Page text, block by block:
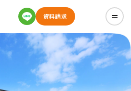
資料請求